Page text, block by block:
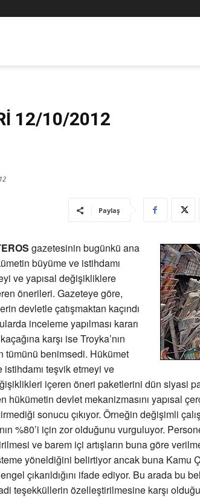
12/10/2012
Paylaş
gazetesinin bugünkü ana
büyüme ve istihdamı
ve yapısal değişikliklere
önerileri. Gazeteye göre,
devletle çatışmaktan kaçındı
inceleme yapılması kararı
karşı ise Troyka’nın
tümünü benimsedi. Hükümet
istihdamı teşvik etmeyi ve
içeren öneri paketlerini dün siyasi
hükümetin devlet mekanizmasını yapısal
sonucu çıkıyor. Örneğin değişimli
%80’i için zor olduğunu vurguluyor.
ve barem içi artışların buna göre
yöneldiğini belirtiyor ancak buna Kamu
çıkarıldığını ifade ediyor. Bu arada bu
teşekküllerin özelleştirilmesine karşı